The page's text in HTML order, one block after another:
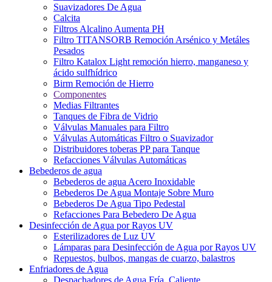
Suavizadores De Agua
Calcita
Filtros Alcalino Aumenta PH
Filtro TITANSORB Remoción Arsénico y Metáles
Pesados
Filtro Katalox Light remoción hierro, manganeso y
ácido sulfhídrico
Birm Remoción de Hierro
Componentes
Medias Filtrantes
Tanques de Fibra de Vidrio
Válvulas Manuales para Filtro
Válvulas Automáticas Filtro o Suavizador
Distribuidores toberas PP para Tanque
Refacciones Válvulas Automáticas
Bebederos de agua
Bebederos de agua Acero Inoxidable
Bebederos De Agua Montaje Sobre Muro
Bebederos De Agua Tipo Pedestal
Refacciones Para Bebedero De Agua
Desinfección de Agua por Rayos UV
Esterilizadores de Luz UV
Lámparas para Desinfección de Agua por Rayos UV
Repuestos, bulbos, mangas de cuarzo, balastros
Enfriadores de Agua
Despachadores de Agua Fría, Caliente